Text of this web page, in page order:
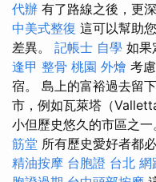
代辦 有了路線之後，更
中美式整復 這可以幫助
差異。 記帳士 自學 如果
逢甲 整骨 桃園 外燴 考
宿。 島上的富裕過去留
市，例如瓦萊塔（
小但歷史悠久的市區之一
筋堂 所有歷史愛好者都
精油按摩 台胞證 台北 網